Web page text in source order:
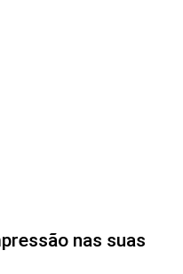
nas suas